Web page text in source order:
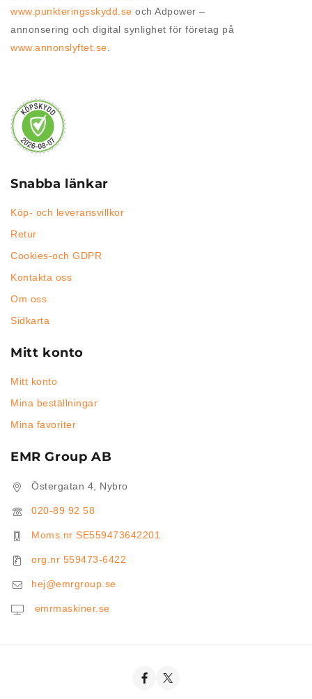
www.punkteringsskydd.se och Adpower –
annonsering och digital synlighet för företag på
www.annonslyftet.se.
Snabba länkar
Köp- och leveransvillkor
Retur
Cookies-och GDPR
Kontakta oss
Om oss
Sidkarta
Mitt konto
Mitt konto
Mina beställningar
Mina favoriter
EMR Group AB
Östergatan 4, Nybro
020-89 92 58
Moms.nr SE559473642201
org.nr 559473-6422
hej@emrgroup.se
emrmaskiner.se